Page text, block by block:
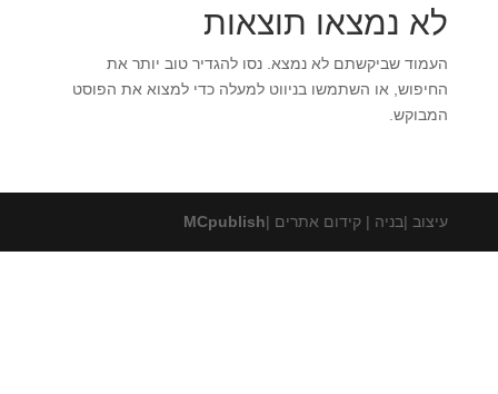
לא נמצאו תוצאות
העמוד שביקשתם לא נמצא. נסו להגדיר טוב יותר את
החיפוש, או השתמשו בניווט למעלה כדי למצוא את הפוסט
המבוקש.
עיצוב |בניה | קידום אתרים |MCpublish